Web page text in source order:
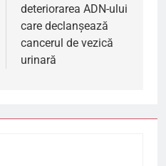
deteriorarea ADN-ului
care declanșează
cancerul de vezică
urinară